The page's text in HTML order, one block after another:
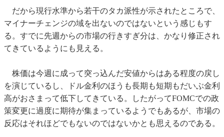
だから現行水準から若干のタカ派性が示されたところで、
マイナーチェンジの域を出ないのではないという感じもす
る。すでに先週からの市場の行きすぎ分は、かなり修正され
てきているようにも見える。
株価は今週に成って突っ込んだ安値からはある程度の戻し
を演じているし、ドル金利のほうも長期も短期もだいぶ金利
高がおさまって低下してきている。したがってFOMCでの政
策変更に過度に期待が集まっているようでもあるが、市場の
反応はそれほどでもないのではないかとも思えるのである。